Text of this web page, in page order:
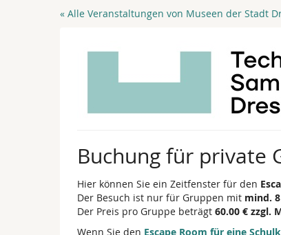
« Alle Veranstaltungen von Museen der Stadt
Buchung für private
Hier können Sie ein Zeitfenster für den
Der Besuch ist nur für Gruppen mit mind.
Der Preis pro Gruppe beträgt 60.00 € zzgl.
Wenn Sie den Escape Room für eine